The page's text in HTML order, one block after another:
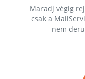
Maradj végig
csak a
nem